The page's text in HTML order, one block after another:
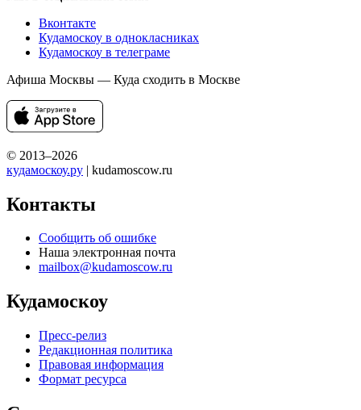
Вконтакте
Кудамоскоу в однокласниках
Кудамоскоу в телеграме
Афиша Москвы — Куда сходить в Москве
© 2013–2026
кудамоскоу.ру | kudamoscow.ru
Контакты
Сообщить об ошибке
Наша электронная почта
mailbox@kudamoscow.ru
Кудамоскоу
Пресс-релиз
Редакционная политика
Правовая информация
Формат ресурса